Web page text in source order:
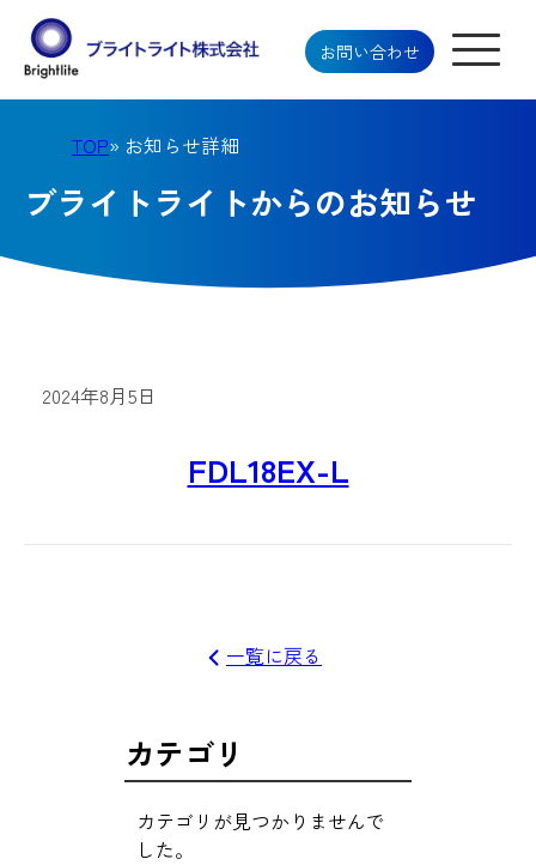
お問い合わせ
TOP» お知らせ詳細
ブライトライトからのお知らせ
2024年8月5日
FDL18EX-L
一覧に戻る
カテゴリ
カテゴリが見つかりませんで
した。